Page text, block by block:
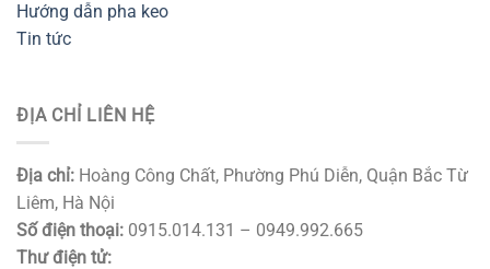
Hướng dẫn pha keo
Tin tức
ĐỊA CHỈ LIÊN HỆ
Địa chỉ: Hoàng Công Chất, Phường Phú Diễn, Quận Bắc Từ
Liêm, Hà Nội
Số điện thoại: 0915.014.131 – 0949.992.665
Thư điện tử: